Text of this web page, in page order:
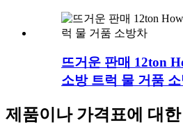
뜨거운 판매 12ton
소방 트럭 물 거품
제품이나 가격표에 대